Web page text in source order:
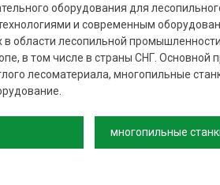
оборудования для
и современным
области лесопильной
в том числе в страны СНГ. Основной
лесоматериала, многопильные
многопильные